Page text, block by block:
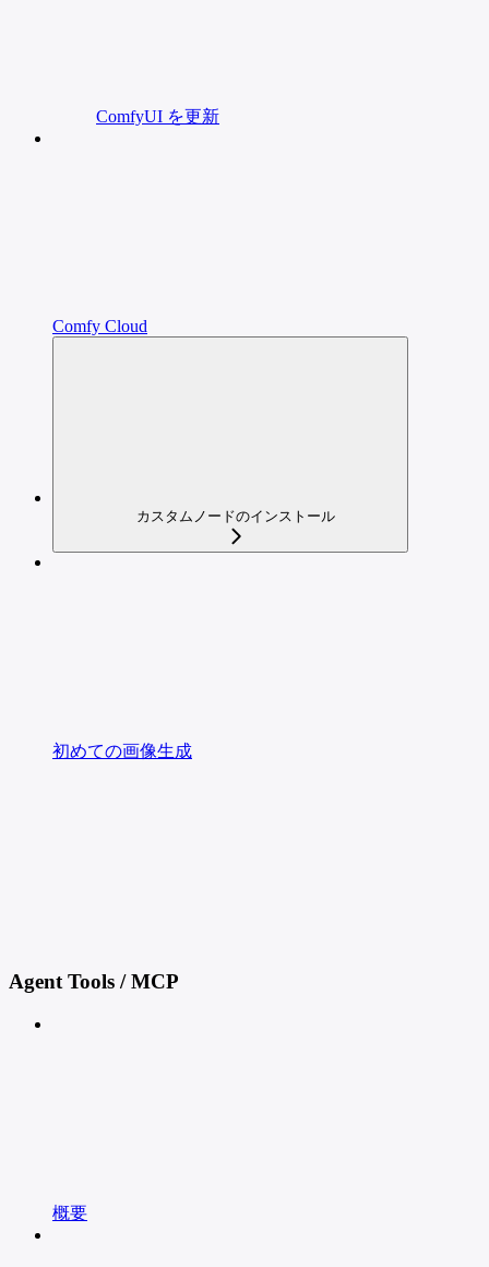
ComfyUI を更新
Comfy Cloud
カスタムノードのインストール
初めての画像生成
Agent Tools / MCP
概要